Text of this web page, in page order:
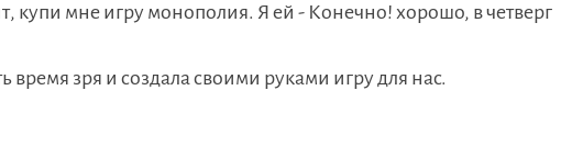
купи мне игру монополия. Я ей - Конечно! хорошо, в четверг
время зря и создала своими руками игру для нас.